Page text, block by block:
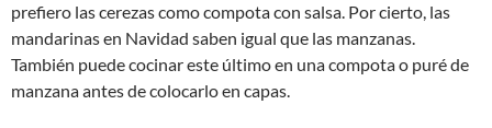
prefiero las cerezas como compota con salsa. Por cierto, las
mandarinas en Navidad saben igual que las manzanas.
También puede cocinar este último en una compota o puré de
manzana antes de colocarlo en capas.